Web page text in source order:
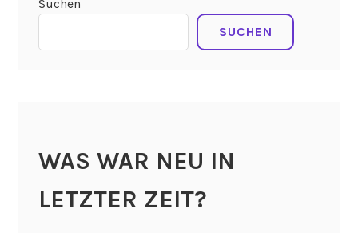
Suchen
SUCHEN
WAS WAR NEU IN
LETZTER ZEIT?